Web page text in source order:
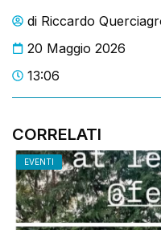
di Riccardo
20 Maggio 2026
13:06
CORRELATI
EVENTI